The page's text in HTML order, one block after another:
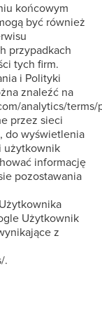
końcowym
być również
przypadkach
tych firm.
i Polityki
znaleźć na
analytics/terms/
przez sieci
do wyświetlenia
użytkownik
informację
pozostawania
Użytkownik
z
.